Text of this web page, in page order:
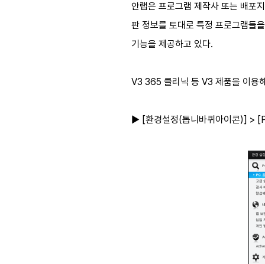
안랩은 프로그램 제작사 또는 배포
판 정보를 토대로 특정 프로그램들
기능을 제공하고 있다.
V3 365 클리닉 등 V3 제품을 이용
► [환경설정(톱니바퀴아이콘)] >